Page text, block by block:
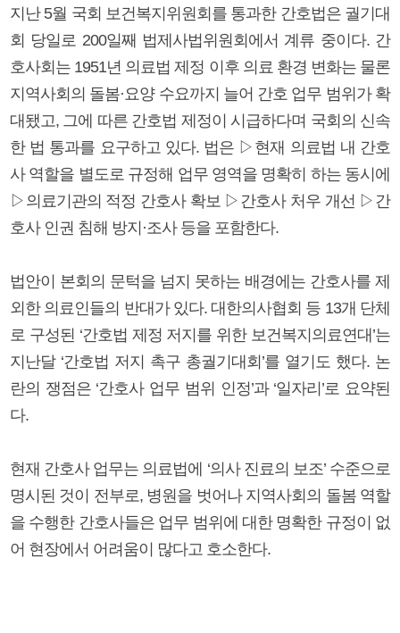
지난 5월 국회 보건복지위원회를 통과한 간호법은 궐기대
회 당일로 200일째 법제사법위원회에서 계류 중이다. 간
호사회는 1951년 의료법 제정 이후 의료 환경 변화는 물론
지역사회의 돌봄·요양 수요까지 늘어 간호 업무 범위가 확
대됐고, 그에 따른 간호법 제정이 시급하다며 국회의 신속
한 법 통과를 요구하고 있다. 법은 ▷현재 의료법 내 간호
사 역할을 별도로 규정해 업무 영역을 명확히 하는 동시에
▷의료기관의 적정 간호사 확보 ▷간호사 처우 개선 ▷간
호사 인권 침해 방지·조사 등을 포함한다.
법안이 본회의 문턱을 넘지 못하는 배경에는 간호사를 제
외한 의료인들의 반대가 있다. 대한의사협회 등 13개 단체
로 구성된 ‘간호법 제정 저지를 위한 보건복지의료연대’는
지난달 ‘간호법 저지 촉구 총궐기대회’를 열기도 했다. 논
란의 쟁점은 ‘간호사 업무 범위 인정’과 ‘일자리’로 요약된
다.
현재 간호사 업무는 의료법에 ‘의사 진료의 보조’ 수준으로
명시된 것이 전부로, 병원을 벗어나 지역사회의 돌봄 역할
을 수행한 간호사들은 업무 범위에 대한 명확한 규정이 없
어 현장에서 어려움이 많다고 호소한다.